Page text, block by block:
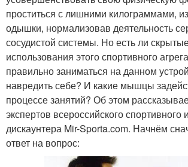
проститься с лишними килограммами,
одышки, нормализовав деятельность
сосудистой системы. Но есть ли
использования этого спортивного
правильно заниматься на данном
навредить себе? И какие мышцы
процессе занятий? Об этом
экспертов всероссийского спортивного
дискаунтера Mir-Sporta.com. Начнём
ответ на вопрос: